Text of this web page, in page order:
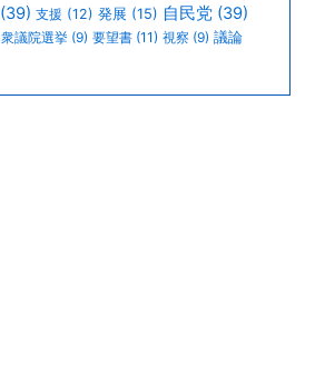
(39) 支援 (12) 発展 (15) 自民党 (39)
衆議院選挙 (9) 要望書 (11) 視察 (9) 議論